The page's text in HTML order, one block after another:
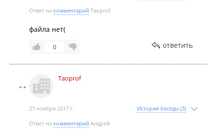
Ответ на комментарий Taoprof
файла нет(
0 ответить
Taoprof
27 ноября 2017 г. История беседы (3)
Ответ на комментарий Андрей